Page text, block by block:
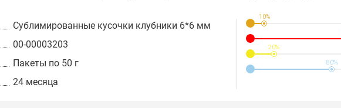
Сублимированные кусочки клубники 6*6 мм
00-00003203
Пакеты по 50 г
24 месяца
10%
20%
80%